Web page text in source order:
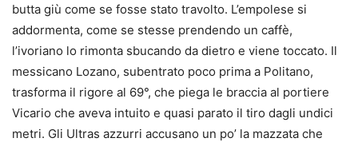
butta giù come se fosse stato travolto. L’empolese si
addormenta, come se stesse prendendo un caffè,
l’ivoriano lo rimonta sbucando da dietro e viene toccato. Il
messicano Lozano, subentrato poco prima a Politano,
trasforma il rigore al 69°, che piega le braccia al portiere
Vicario che aveva intuito e quasi parato il tiro dagli undici
metri. Gli Ultras azzurri accusano un po’ la mazzata che